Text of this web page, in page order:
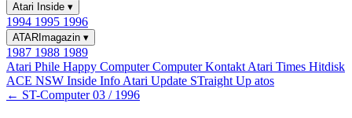
Atari Inside ▾
1994 1995 1996
ATARImagazin ▾
1987 1988 1989
Atari Phile Happy ComputerComputer Kontakt Atari Times Hitdisk
ACE NSW Inside Info Atari Update STraight Up atos
← ST-Computer 03 / 1996